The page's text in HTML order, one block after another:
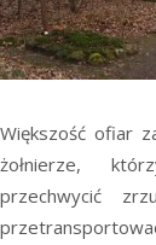
Większość ofiar
żołnierze,
przechwycić